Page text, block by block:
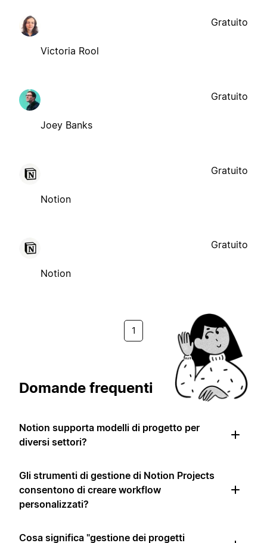
Victoria Rool
Gratuito
Joey Banks
Gratuito
Notion
Gratuito
Notion
Gratuito
1
Domande frequenti
Notion supporta modelli di progetto per
diversi settori?
Gli strumenti di gestione di Notion Projects
consentono di creare workflow
personalizzati?
Cosa significa "gestione dei progetti